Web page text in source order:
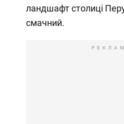
ландшафт столиці Перу
смачний.